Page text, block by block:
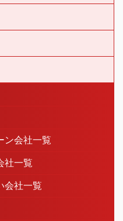
ン会社一覧
社一覧
会社一覧